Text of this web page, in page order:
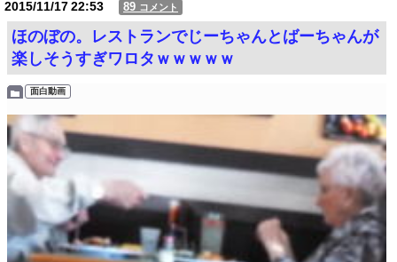
2015/11/1722:53 89 コメント
ほのぼの。レストランでじーちゃんとばーちゃんが
楽しそうすぎワロタｗｗｗｗｗ
面白動画